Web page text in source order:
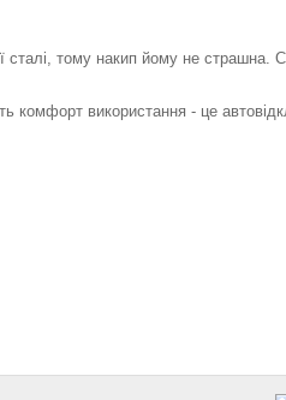
сталі, тому накип йому не
комфорт використання - це